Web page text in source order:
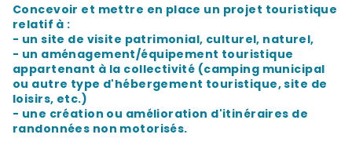
Concevoir et mettre en place un projet touristique
relatif à :
- un site de visite patrimonial, culturel, naturel,
- un aménagement/équipement touristique
appartenant à la collectivité (camping municipal
ou autre type d'hébergement touristique, site de
loisirs, etc.)
- une création ou amélioration d'itinéraires de
randonnées non motorisés.